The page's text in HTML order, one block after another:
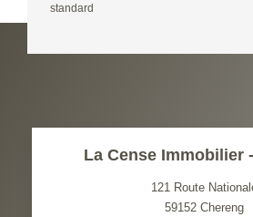
standard
La Cense Immobilier
121 Route
59152 Chereng